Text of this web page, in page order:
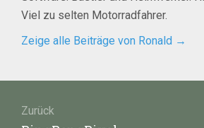
Viel zu selten Motorradfahrer.
Zeige alle Beiträge von Ronald →
Zurück